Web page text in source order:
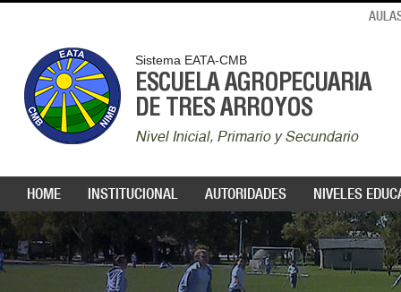
Sistema EATA-CMB
ESCUELA AGROPECUARIA
DE TRES ARROYOS
Nivel Inicial, Primario y Secundario
HOME INSTITUCIONAL AUTORIDADES NIVELES